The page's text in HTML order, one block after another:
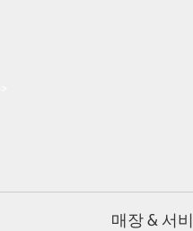
매장 & 서